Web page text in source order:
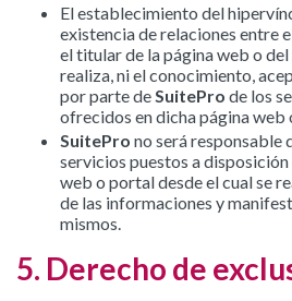
El establecimiento del
existencia de relaciones entre
el titular de la página web o
realiza, ni el conocimiento,
por parte deSuitePro de los
ofrecidos en dicha página web
SuitePro no será responsable
servicios puestos a
web o portal desde el cual se
de las informaciones y
mismos.
5. Derecho de